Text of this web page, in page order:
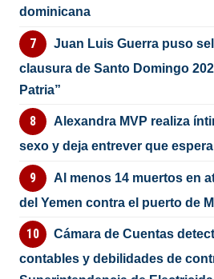
dominicana
Juan Luis Guerra puso
clausura de Santo Domingo
Patria”
Alexandra MVP realiza
sexo y deja entrever que
Al menos 14 muertos en
del Yemen contra el puerto de
Cámara de Cuentas
contables y debilidades de